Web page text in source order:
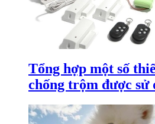
Tổng hợp một số
chống trộm được sử